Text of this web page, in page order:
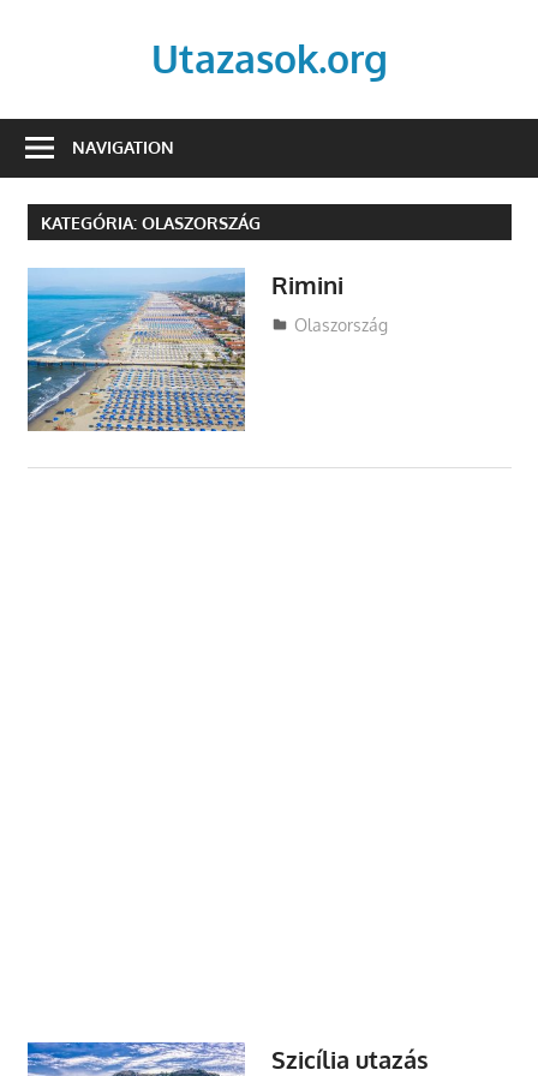
Utazasok.org
NAVIGATION
KATEGÓRIA: OLASZORSZÁG
Rimini
Utazasok.org
Olaszország
Szicília utazás